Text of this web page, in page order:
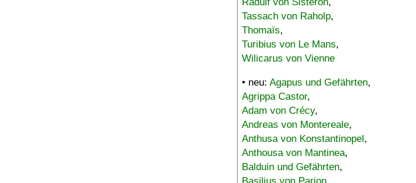
Tassach von Raholp,
Thomaïs,
Turibius von Le Mans,
Wilicarus von Vienne
• neu: Agapus und Gefährten,
Agrippa Castor,
Adam von Crécy,
Andreas von Montereale,
Anthusa von Konstantinopel,
Anthousa von Mantinea,
Balduin und Gefährten,